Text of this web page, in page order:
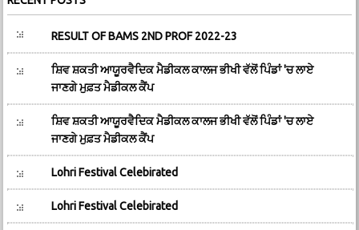
RESULT OF BAMS 2ND PROF 2022-23
ਸ਼ਿਵ ਸ਼ਕਤੀ ਆਯੂਰਵੈਦਿਕ ਮੈਡੀਕਲ ਕਾਲਜ ਭੀਖੀ ਵੱਲੋਂ ਪਿੰਡਾਂ 'ਚ ਲਾਏ
ਜਾਣਗੇ ਮੁਫ਼ਤ ਮੈਡੀਕਲ ਕੈਂਪ
ਸ਼ਿਵ ਸ਼ਕਤੀ ਆਯੂਰਵੈਦਿਕ ਮੈਡੀਕਲ ਕਾਲਜ ਭੀਖੀ ਵੱਲੋਂ ਪਿੰਡਾਂ 'ਚ ਲਾਏ
ਜਾਣਗੇ ਮੁਫ਼ਤ ਮੈਡੀਕਲ ਕੈਂਪ
Lohri Festival Celebirated
Lohri Festival Celebirated